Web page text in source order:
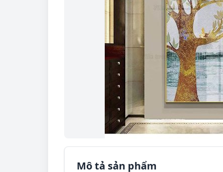
Mô tả sản phẩm